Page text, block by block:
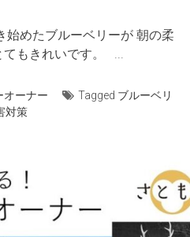
始めたブルーベリーが 朝の柔
てもきれいです。 ...
オーナー Tagged ブルーベリ
対策